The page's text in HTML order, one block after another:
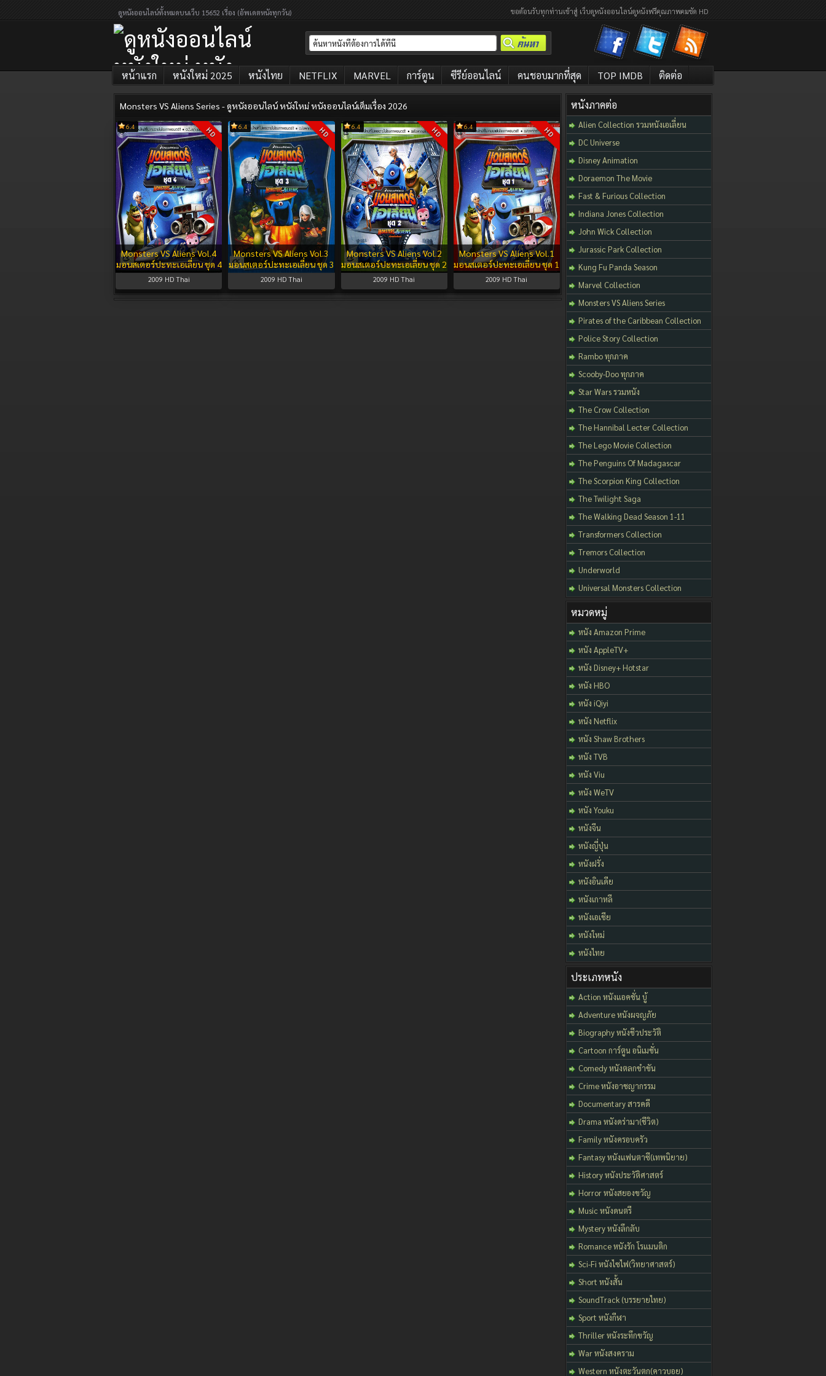
ดูหนังออนไลน์ทั้งหมดบนเว็บ 15652 เรื่อง (อัพเดตหนังทุกวัน) ขอต้อนรับทุกท่านเข้าสู่ เว็บดูหนังออนไลน์ดูหนังฟรีคุณภาพคมชัด HD
ดูหนังออนไลน์
หนังใหม่ หนัง
ออนไลน์เต็ม
เรื่อง 2026
หน้าแรก หนังใหม่ 2025 หนังไทย NETFLIX MARVEL การ์ตูน ซีรีย์ออนไลน์ คนชอบมากที่สุด TOP IMDB ติดต่อ
Monsters VS Aliens Series - ดูหนังออนไลน์ หนังใหม่ หนังออนไลน์เต็มเรื่อง 2026
6.4 HD
Monsters VS Aliens Vol.4
มอนสเตอร์ปะทะเอเลี่ยน ชุด 4
2009 HD Thai
6.4 HD
Monsters VS Aliens Vol.3
มอนสเตอร์ปะทะเอเลี่ยน ชุด 3
2009 HD Thai
6.4 HD
Monsters VS Aliens Vol.2
มอนสเตอร์ปะทะเอเลี่ยน ชุด 2
2009 HD Thai
6.4 HD
Monsters VS Aliens Vol.1
มอนสเตอร์ปะทะเอเลี่ยน ชุด 1
2009 HD Thai
หนังภาคต่อ
Alien Collection รวมหนังเอเลี่ยน
DC Universe
Disney Animation
Doraemon The Movie
Fast & Furious Collection
Indiana Jones Collection
John Wick Collection
Jurassic Park Collection
Kung Fu Panda Season
Marvel Collection
Monsters VS Aliens Series
Pirates of the Caribbean Collection
Police Story Collection
Rambo ทุกภาค
Scooby-Doo ทุกภาค
Star Wars รวมหนัง
The Crow Collection
The Hannibal Lecter Collection
The Lego Movie Collection
The Penguins Of Madagascar
The Scorpion King Collection
The Twilight Saga
The Walking Dead Season 1-11
Transformers Collection
Tremors Collection
Underworld
Universal Monsters Collection
หมวดหมู่
หนัง Amazon Prime
หนัง AppleTV+
หนัง Disney+ Hotstar
หนัง HBO
หนัง iQiyi
หนัง Netflix
หนัง Shaw Brothers
หนัง TVB
หนัง Viu
หนัง WeTV
หนัง Youku
หนังจีน
หนังญี่ปุ่น
หนังฝรั่ง
หนังอินเดีย
หนังเกาหลี
หนังเอเชีย
หนังใหม่
หนังไทย
ประเภทหนัง
Action หนังแอคชั่น บู้
Adventure หนังผจญภัย
Biography หนังชีวประวัติ
Cartoon การ์ตูน อนิเมชั่น
Comedy หนังตลกขำขัน
Crime หนังอาชญากรรม
Documentary สารคดี
Drama หนังดร่ามา(ชีวิต)
Family หนังครอบครัว
Fantasy หนังแฟนตาซี(เทพนิยาย)
History หนังประวัติศาสตร์
Horror หนังสยองขวัญ
Music หนังดนตรี
Mystery หนังลึกลับ
Romance หนังรัก โรแมนติก
Sci-Fi หนังไซไฟ(วิทยาศาสตร์)
Short หนังสั้น
SoundTrack (บรรยายไทย)
Sport หนังกีฬา
Thriller หนังระทึกขวัญ
War หนังสงคราม
Western หนังตะวันตก(คาวบอย)